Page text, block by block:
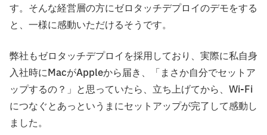
す。そんな経営層の方にゼロタッチデプロイのデモをする
と、一様に感動いただけるそうです。
弊社もゼロタッチデプロイを採用しており、実際に私自身
入社時にMacがAppleから届き、「まさか自分でセットア
ップするの？」と思っていたら、立ち上げてから、Wi-Fi
につなぐとあっというまにセットアップが完了して感動し
ました。